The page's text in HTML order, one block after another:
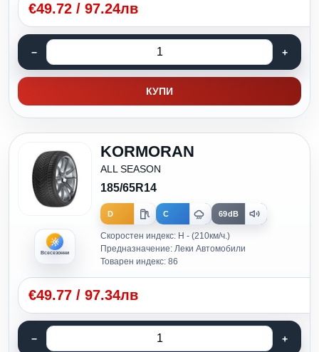
€49.72 / 97.24лв
КУПИ
Всесезонни
KORMORAN
ALL SEASON
185/65R14
D C 69dB
Скоростен индекс: H - (210км/ч.)
Предназначение: Леки Автомобили
Товарен индекс: 86
€49.77 / 97.34лв